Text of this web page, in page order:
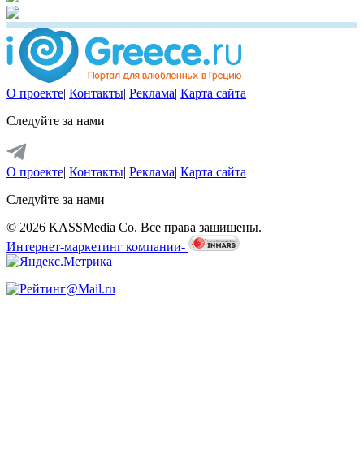
О проекте| Контакты| Реклама| Карта сайта
Следуйте за нами
О проекте| Контакты| Реклама| Карта сайта
Следуйте за нами
© 2026 KASSMedia Co. Все права защищены.
Интернет-маркетинг компании-